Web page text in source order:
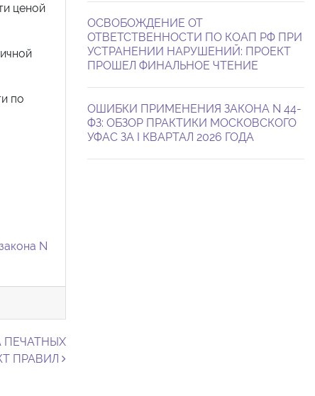
ценой
по
N
ПЕЧАТНЫХ
ПРАВИЛ
ОСВОБОЖДЕНИЕ ОТ
ОТВЕТСТВЕННОСТИ ПО КОАП РФ ПРИ
УСТРАНЕНИИ НАРУШЕНИЙ: ПРОЕКТ
ПРОШЕЛ ФИНАЛЬНОЕ ЧТЕНИЕ
ОШИБКИ ПРИМЕНЕНИЯ ЗАКОНА N 44-
ФЗ: ОБЗОР ПРАКТИКИ МОСКОВСКОГО
УФАС ЗА I КВАРТАЛ 2026 ГОДА